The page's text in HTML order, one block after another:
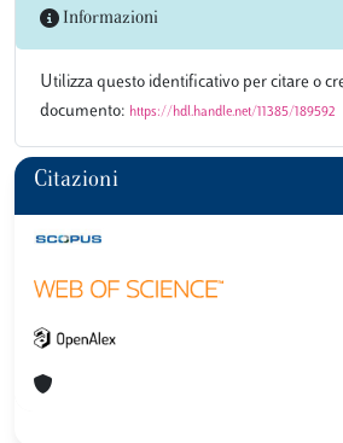
Informazioni
Utilizza questo identificativo per citare o
documento: https://hdl.handle.net/11385/189592
Citazioni